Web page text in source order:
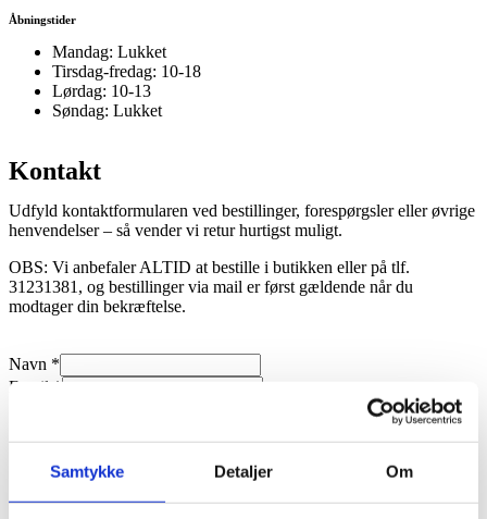
Samtykke Detaljer Om
Åbningstider
Mandag: Lukket
Tirsdag-fredag: 10-18
Lørdag: 10-13
Søndag: Lukket
Kontakt
Udfyld kontaktformularen ved bestillinger, forespørgsler eller øvrige
henvendelser – så vender vi retur hurtigst muligt.
OBS: Vi anbefaler ALTID at bestille i butikken eller på tlf.
31231381, og bestillinger via mail er først gældende når du
modtager din bekræftelse.
Navn *
Email *